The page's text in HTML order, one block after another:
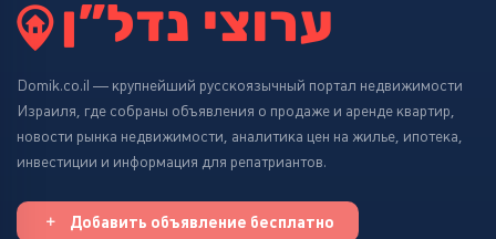
Domik.co.il — крупнейший русскоязычный портал недвижимости
Израиля, где собраны объявления о продаже и аренде квартир,
новости рынка недвижимости, аналитика цен на жилье, ипотека,
инвестиции и информация для репатриантов.
Добавить объявление бесплатно